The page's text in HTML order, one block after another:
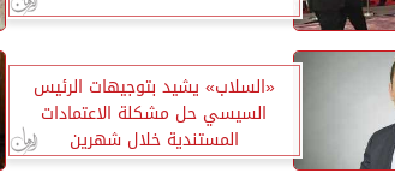
«السلاب» يشيد بتوجيهات الرئيس
السيسي حل مشكلة الاعتمادات
المستندية خلال شهرين